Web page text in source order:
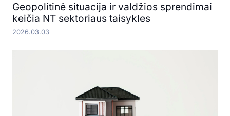
Geopolitinė situacija ir valdžios sprendimai
keičia NT sektoriaus taisykles
2026.03.03